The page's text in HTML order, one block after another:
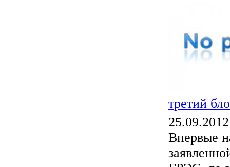
третий
25.09.2012
Впервые